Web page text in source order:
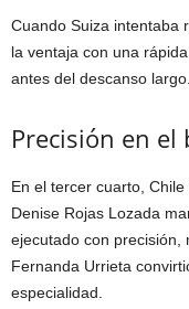
Cuando Suiza intentaba
la ventaja con una
antes del descanso largo.
Precisión en
En el tercer cuarto,
Denise Rojas Lozada
ejecutado con precisión,
Fernanda Urrieta
especialidad.